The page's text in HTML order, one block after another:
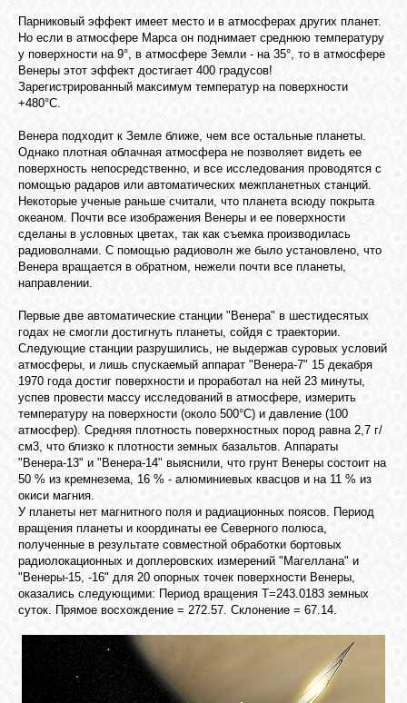
Парниковый эффект имеет место и в атмосферах других планет.
Но если в атмосфере Марса он поднимает среднюю температуру
у поверхности на 9°, в атмосфере Земли - на 35°, то в атмосфере
Венеры этот эффект достигает 400 градусов!
Зарегистрированный максимум температур на поверхности
+480°C.
Венера подходит к Земле ближе, чем все остальные планеты.
Однако плотная облачная атмосфера не позволяет видеть ее
поверхность непосредственно, и все исследования проводятся с
помощью радаров или автоматических межпланетных станций.
Некоторые ученые раньше считали, что планета всюду покрыта
океаном. Почти все изображения Венеры и ее поверхности
сделаны в условных цветах, так как съемка производилась
радиоволнами. С помощью радиоволн же было установлено, что
Венера вращается в обратном, нежели почти все планеты,
направлении.
Первые две автоматические станции "Венера" в шестидесятых
годах не смогли достигнуть планеты, сойдя с траектории.
Следующие станции разрушились, не выдержав суровых условий
атмосферы, и лишь спускаемый аппарат "Венера-7" 15 декабря
1970 года достиг поверхности и проработал на ней 23 минуты,
успев провести массу исследований в атмосфере, измерить
температуру на поверхности (около 500°С) и давление (100
атмосфер). Средняя плотность поверхностных пород равна 2,7 г/
см3, что близко к плотности земных базальтов. Аппараты
"Венера-13" и "Венера-14" выяснили, что грунт Венеры состоит на
50 % из кремнезема, 16 % - алюминиевых квасцов и на 11 % из
окиси магния.
У планеты нет магнитного поля и радиационных поясов. Период
вращения планеты и координаты ее Северного полюса,
полученные в результате совместной обработки бортовых
радиолокационных и доплеровских измерений "Магеллана" и
"Венеры-15, -16" для 20 опорных точек поверхности Венеры,
оказались следующими: Период вращения Т=243.0183 земных
суток. Прямое восхождение = 272.57. Склонение = 67.14.